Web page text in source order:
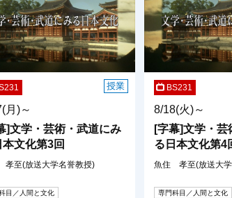
授業
月)～
]文学・芸術・武道にみ
本文化第3回
至(放送大学名誉教授)
目／人間と文化
BS231
8/18(火)～
[字幕]文学・芸
る日本文化第4
魚住 孝至(放送大
専門科目／人間と文化